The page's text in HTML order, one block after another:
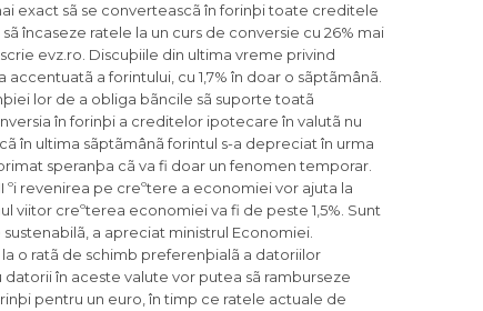
exact sã se converteascã în forinþi toate creditele
încaseze ratele la un curs de conversie cu 26% mai
evz.ro. Discuþiile din ultima vreme privind
a forintului, cu 1,7% în doar o sãptãmânã.
lor de a obliga bãncile sã suporte toatã
în forinþi a creditelor ipotecare în valutã nu
în ultima sãptãmânã forintul s-a depreciat în urma
speranþa cã va fi doar un fenomen temporar.
revenirea pe creºtere a economiei vor ajuta la
viitor creºterea economiei va fi de peste 1,5%. Sunt
a apreciat ministrul Economiei.
o ratã de schimb preferenþialã a datoriilor
în aceste valute vor putea sã ramburseze
pentru un euro, în timp ce ratele actuale de